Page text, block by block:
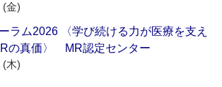
(金)
ラム2026 〈学び続ける力が医療を支え
の真価〉 MR認定センター
(木)